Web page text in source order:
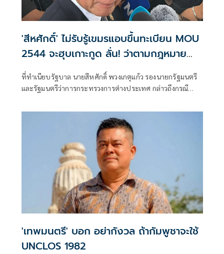
'สีหศักดิ์' ไม่รับรู้เขมรแอบขึ้นทะเบียน MOU
2544​ จะฮุบเกาะกูด ลั่น! ว่าตามกฎหมาย
ระหว่างประเทศ
ที่ทำเนียบ​รัฐบาล​ นายสีหศักดิ์​ พวงเกตุแก้ว​ รองนายกรัฐมนตรี
และ​รัฐมนตรี​ว่าการ​กระทรวง​การต่างประเทศ​ กล่าวถึงกรณี
'เทพมนตรี' บอก อย่ากังวล ถ้ากัมพูชาจะใช้
UNCLOS 1982